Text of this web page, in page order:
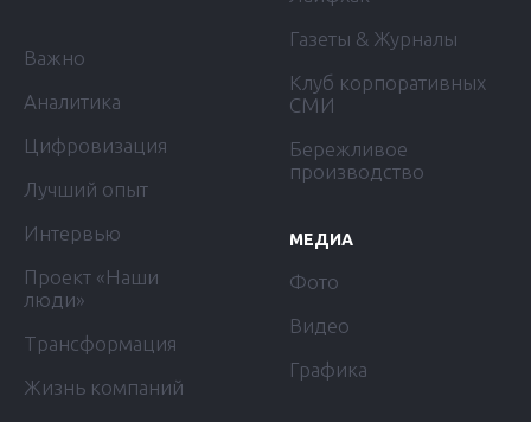
Важно
Аналитика
Цифровизация
Лучший опыт
Интервью
Проект «Наши
люди»
Трансформация
Жизнь компаний
Газеты & Журналы
Клуб корпоративных
СМИ
Бережливое
производство
МЕДИА
Фото
Видео
Графика